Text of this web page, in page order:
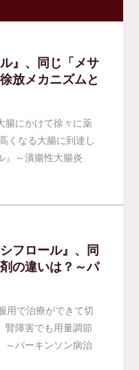
』、同じ「メサ
放メカニズムと
腸にかけて徐々に薬
くなる大腸に到達し
』～潰瘍性大腸炎
フロール』、同
の違いは？～パ
用で治療ができて切
腎障害でも用量調節
～パーキンソン病治